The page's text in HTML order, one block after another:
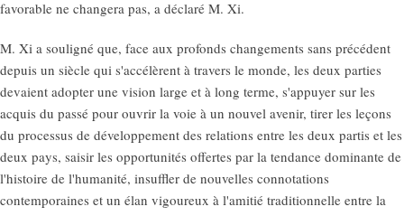
favorable ne changera pas, a déclaré M. Xi.
M. Xi a souligné que, face aux profonds changements sans précédent
depuis un siècle qui s'accélèrent à travers le monde, les deux parties
devaient adopter une vision large et à long terme, s'appuyer sur les
acquis du passé pour ouvrir la voie à un nouvel avenir, tirer les leçons
du processus de développement des relations entre les deux partis et les
deux pays, saisir les opportunités offertes par la tendance dominante de
l'histoire de l'humanité, insuffler de nouvelles connotations
contemporaines et un élan vigoureux à l'amitié traditionnelle entre la